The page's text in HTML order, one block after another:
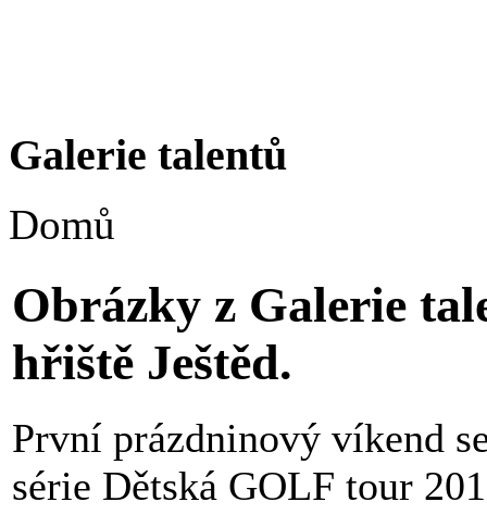
Galerie talentů
Domů
Obrázky z Galerie
hřiště Ještěd.
První prázdninový víkend
série Dětská GOLF tour